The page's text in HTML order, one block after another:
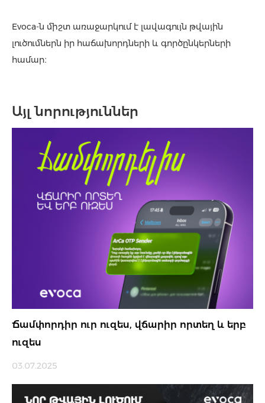
Evoca-ն միշտ առաջարկում է լավագույն թվային
լուծումներն իր հաճախորդների և գործընկերների
համար։
Այլ նորություններ
Ճամփորդիր ուր ուզես, վճարիր որտեղ և երբ
ուզես
03.07.2025